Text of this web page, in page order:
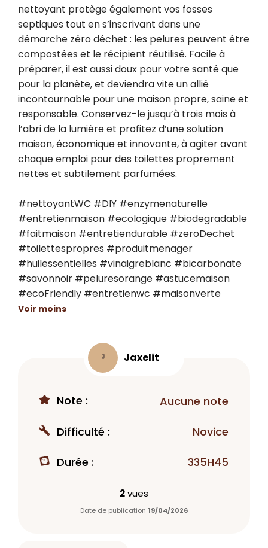
nettoyant protège également vos fosses
septiques tout en s’inscrivant dans une
démarche zéro déchet : les pelures peuvent être
compostées et le récipient réutilisé. Facile à
préparer, il est aussi doux pour votre santé que
pour la planète, et deviendra vite un allié
incontournable pour une maison propre, saine et
responsable. Conservez-le jusqu’à trois mois à
l’abri de la lumière et profitez d’une solution
maison, économique et innovante, à agiter avant
chaque emploi pour des toilettes proprement
nettes et subtilement parfumées.
#nettoyantWC #DIY #enzymenaturelle
#entretienmaison #ecologique #biodegradable
#faitmaison #entretiendurable #zeroDechet
#toilettespropres #produitmenager
#huilessentielles #vinaigreblanc #bicarbonate
#savonnoir #peluresorange #astucemaison
#ecoFriendly #entretienwc #maisonverte
Voir moins
J Jaxelit
Note : Aucune note
Difficulté : Novice
Durée : 335H45
2vues
Date de publication 19/04/2026